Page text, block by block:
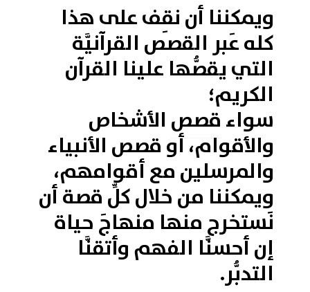
ويمكننا أن نقِف على هذا
كله عَبر القصص القرآنيَّة
التي يقصُّها علينا القرآن
الكريم؛
سواءقصص الأشخاص
والأقوام، أو قصص الأنبياء
والمرسلين مع أقوامهم،
ويمكننا من خلال كلِّ قصة أن
نَستخرج منها منهاجَ حياة
إن أحسنَّا الفهم وأتقنَّا
التدبُّر.